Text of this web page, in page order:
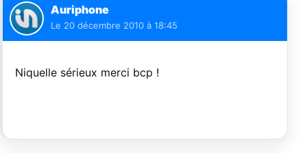
Auriphone
Le 20 décembre 2010 à 18:45
Niquelle sérieux merci bcp !